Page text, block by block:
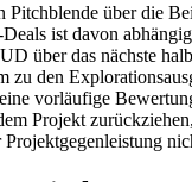
über die
ist davon
über das nächste
zu den
vorläufige
Projekt
Projektgegenleistung